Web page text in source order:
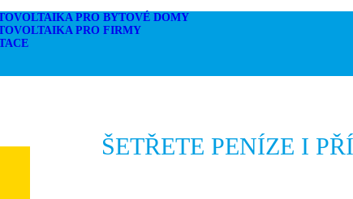
PRO BYTOVÉ DOMY
PRO FIRMY
ŠETŘETE PENÍZE I